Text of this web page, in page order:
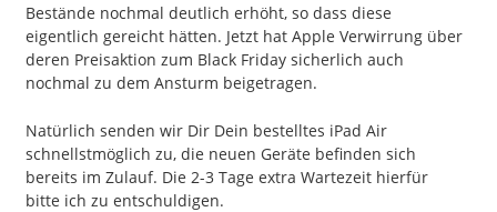
Bestände nochmal deutlich erhöht, so dass diese
eigentlich gereicht hätten. Jetzt hat Apple Verwirrung über
deren Preisaktion zum Black Friday sicherlich auch
nochmal zu dem Ansturm beigetragen.
Natürlich senden wir Dir Dein bestelltes iPad Air
schnellstmöglich zu, die neuen Geräte befinden sich
bereits im Zulauf. Die 2-3 Tage extra Wartezeit hierfür
bitte ich zu entschuldigen.